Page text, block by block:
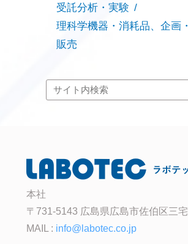
受託分析・実験
理科学機器・消耗品、企画
販売
本社
〒731-5143 広島県広島市佐伯区三
MAIL : info@labotec.co.jp